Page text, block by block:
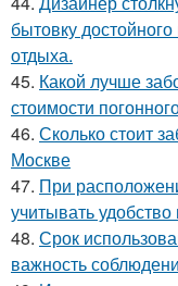
бытовку
отдыха.
45. Какой лучше
стоимости
46. Сколько стоит
Москве
47. При
учитывать удобство
48. Срок
важность